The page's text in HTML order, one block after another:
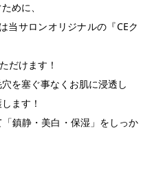
めに、
当サロンオリジナルの『CEク
だけます！
を塞ぐ事なくお肌に浸透し
ます！
鎮静・美白・保湿」をしっか